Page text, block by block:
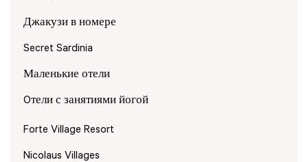
Джакузи в номере
Secret Sardinia
Маленькие отели
Oтели с занятиями йогой
Forte Village Resort
Nicolaus Villages